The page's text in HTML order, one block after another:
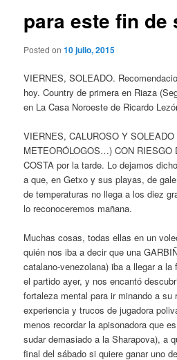
para este fin de
Posted on10 julio, 2015
VIERNES, SOLEADO.
hoy. Country de primera en Riaza
en La Casa Noroeste de Ricardo
VIERNES, CALUROSO Y
METEORÓLOGOS…) CON RIESGO
COSTA por la tarde. Lo dejamos
a que, en Getxo y sus playas, de
de temperaturas no llega a los diez
lo reconoceremos mañana.
Muchas cosas, todas ellas en un
quién nos iba a decir que una
catalano-venezolana) iba a llegar a
el partido ayer, y nos encantó
fortaleza mental para ir minando a su
experiencia y trucos de jugadora
menos recordar la apisonadora que
sudar demasiado a la Sharapova), a
final del sábado si quiere ganar uno